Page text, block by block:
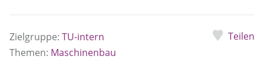
Zielgruppe: TU-intern
Themen: Maschinenbau
Teilen